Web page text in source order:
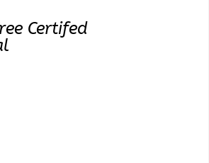
Certifed